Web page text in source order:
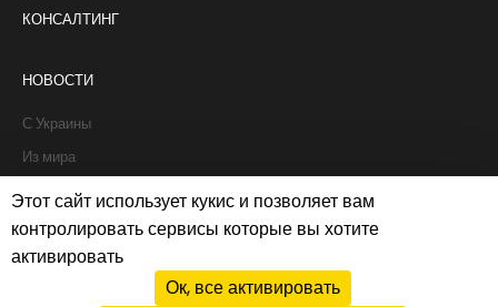
КОНСАЛТИНГ
НОВОСТИ
С Украины
Из мира
Интервью
Истории франчайзи
Рапорты
Этот сайт использует кукис и позволяет вам
контролировать сервисы которые вы хотите
активировать
Ок, все активировать